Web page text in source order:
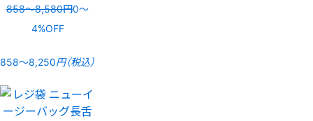
858〜8,580円0〜
4%OFF
858〜8,250円（税込）